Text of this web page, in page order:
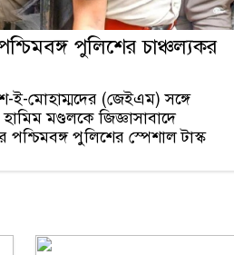
পুলিশের চাঞ্চল্যকর
ই-মোহাম্মদের (জেইএম) সঙ্গে
মণ্ডলকে জিজ্ঞাসাবাদে
পুলিশের স্পেশাল টাস্ক